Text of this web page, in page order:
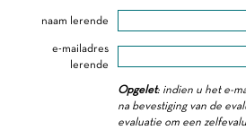
naam lerende
e-mailadres
lerende
Opgelet: indien u het e-
na bevestiging van de
evaluatie om een